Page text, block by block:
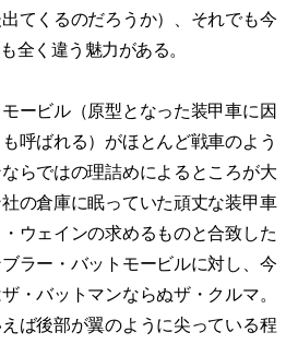
てくるのだろうか）、それでも今
全く違う魅力がある。
ービル（原型となった装甲車に因
呼ばれる）がほとんど戦車のよう
らではの理詰めによるところが大
の倉庫に眠っていた頑丈な装甲車
ウェインの求めるものと合致した
ラー・バットモービルに対し、今
・バットマンならぬザ・クルマ。
ば後部が翼のように尖っている程